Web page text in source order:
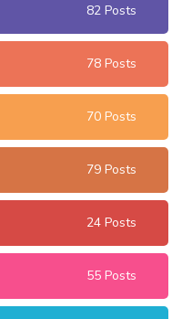
82 Posts
78 Posts
70 Posts
79 Posts
24 Posts
55 Posts